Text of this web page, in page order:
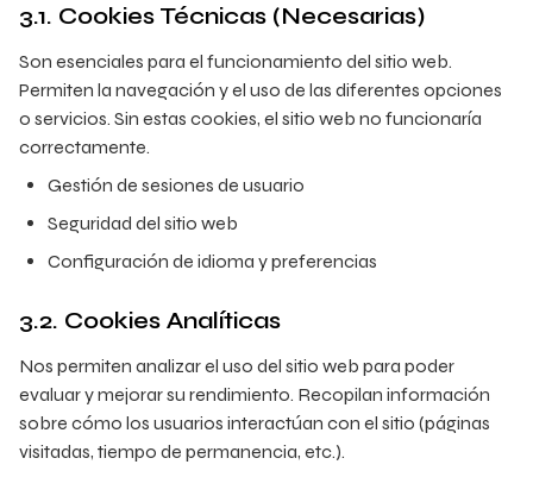
3.1. Cookies Técnicas (Necesarias)
Son esenciales para el funcionamiento del sitio web.
Permiten la navegación y el uso de las diferentes opciones
o servicios. Sin estas cookies, el sitio web no funcionaría
correctamente.
Gestión de sesiones de usuario
Seguridad del sitio web
Configuración de idioma y preferencias
3.2. Cookies Analíticas
Nos permiten analizar el uso del sitio web para poder
evaluar y mejorar su rendimiento. Recopilan información
sobre cómo los usuarios interactúan con el sitio (páginas
visitadas, tiempo de permanencia, etc.).